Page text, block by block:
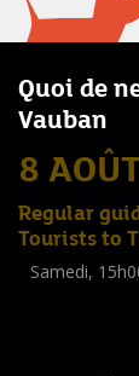
Quoi de
Vauban
8
Regular
Tourists to
Samedi,